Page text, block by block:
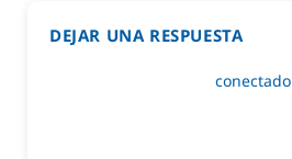
DEJAR UNA RESPUESTA
conectado